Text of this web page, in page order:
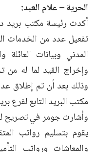
الحرية – علام العبد:
أكدت رئيسة مكتب بريد
تفعيل عدد من الخدمات
المدني وبيانات العائلة
وإخراج القيد لما له من
وذلك بعد أن تم إطلاق
مكتب البريد التابع لفرع
وأشارت جومر في تصريح
يقوم بتسليم رواتب